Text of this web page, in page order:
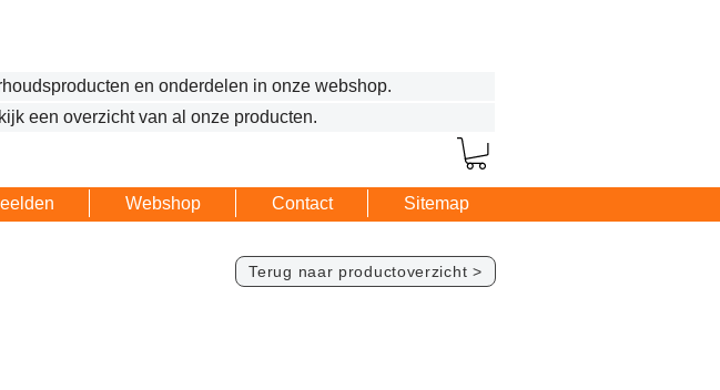
en onderdelen in onze webshop.
een overzicht van al onze producten.
Webshop Contact Sitemap
Terug naar productoverzicht >